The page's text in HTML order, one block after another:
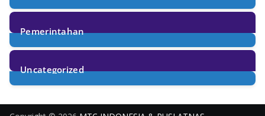
31Posts
Pemerintahan
29Posts
Uncategorized